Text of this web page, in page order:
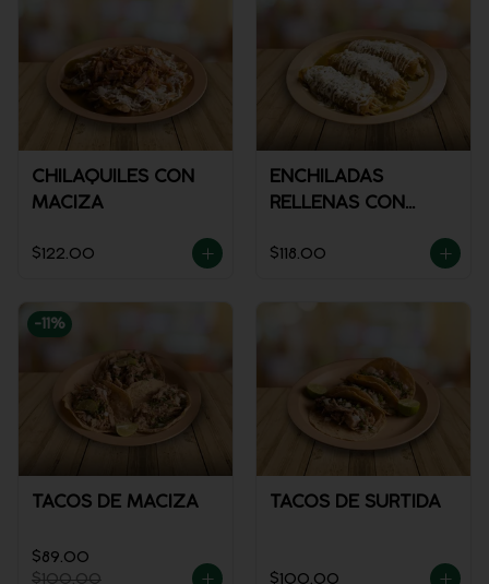
CHILAQUILES CON
MACIZA
$122.00
ENCHILADAS
RELLENAS CON
$118.00
-11 %
TACOS DE MACIZA
$89.00
$100.00
TACOS DE SURTIDA
$100.00